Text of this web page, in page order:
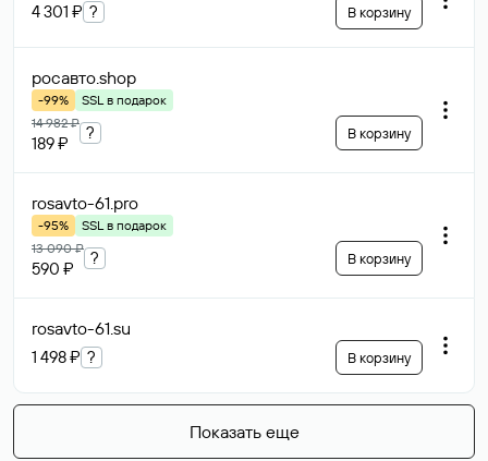
4 301 ₽ ? В корзину
росавто.shop
-99%
SSL в подарок
14 982 ₽
189 ₽
? В корзину
rosavto-61.pro
-95%
SSL в подарок
13 090 ₽
590 ₽
? В корзину
rosavto-61.su
1 498 ₽ ? В корзину
Показать еще